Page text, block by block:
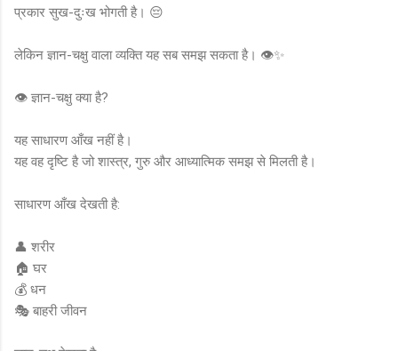
प्रकार सुख-दुःख भोगती है। 😔
लेकिन ज्ञान-चक्षु वाला व्यक्ति यह सब समझ सकता है। 👁️✨
👁️ ज्ञान-चक्षु क्या है?
यह साधारण आँख नहीं है।
यह वह दृष्टि है जो शास्त्र, गुरु और आध्यात्मिक समझ से मिलती है।
साधारण आँख देखती है:
👤 शरीर
🏠 घर
💰 धन
🎭 बाहरी जीवन